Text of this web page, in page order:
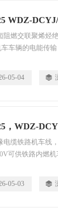
阻燃交联聚烯烃
车辆的电能传
05-04
电缆铁路机车线
可供铁路内燃
DCYJ/B-125
05-03